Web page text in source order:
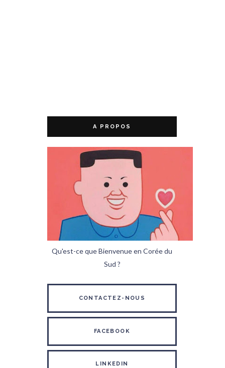
A PROPOS
Qu'est-ce que Bienvenue en Corée du
Sud ?
CONTACTEZ-NOUS
FACEBOOK
LINKEDIN